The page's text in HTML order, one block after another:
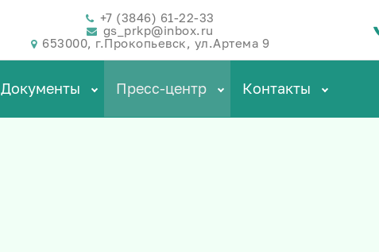
+7 (3846) 61-22-33
gs_prkp@inbox.ru
653000, г.Прокопьевск, ул.Артема 9
Документы Пресс-центр Контакты